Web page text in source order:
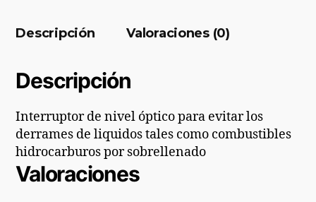
Descripción Valoraciones (0)
Descripción
Interruptor de nivel óptico para evitar los
derrames de liquidos tales como combustibles
hidrocarburos por sobrellenado
Valoraciones